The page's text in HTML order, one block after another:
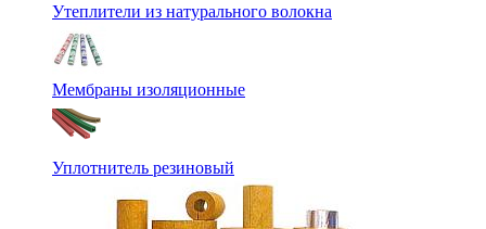
Утеплители из натурального волокна
Мембраны изоляционные
Уплотнитель резиновый